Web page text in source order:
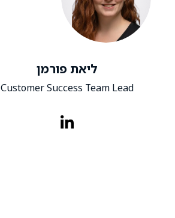
ליאת פורמן
Customer Success Team Lead